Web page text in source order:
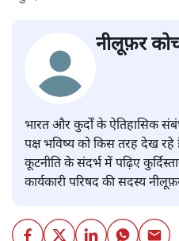
नीलूफ़र
भारत और कुर्दों के ऐतिहासिक
पक्ष भविष्य को किस तरह देख
कूटनीति के संदर्भ में पढ़िए
कार्यकारी परिषद की सदस्य